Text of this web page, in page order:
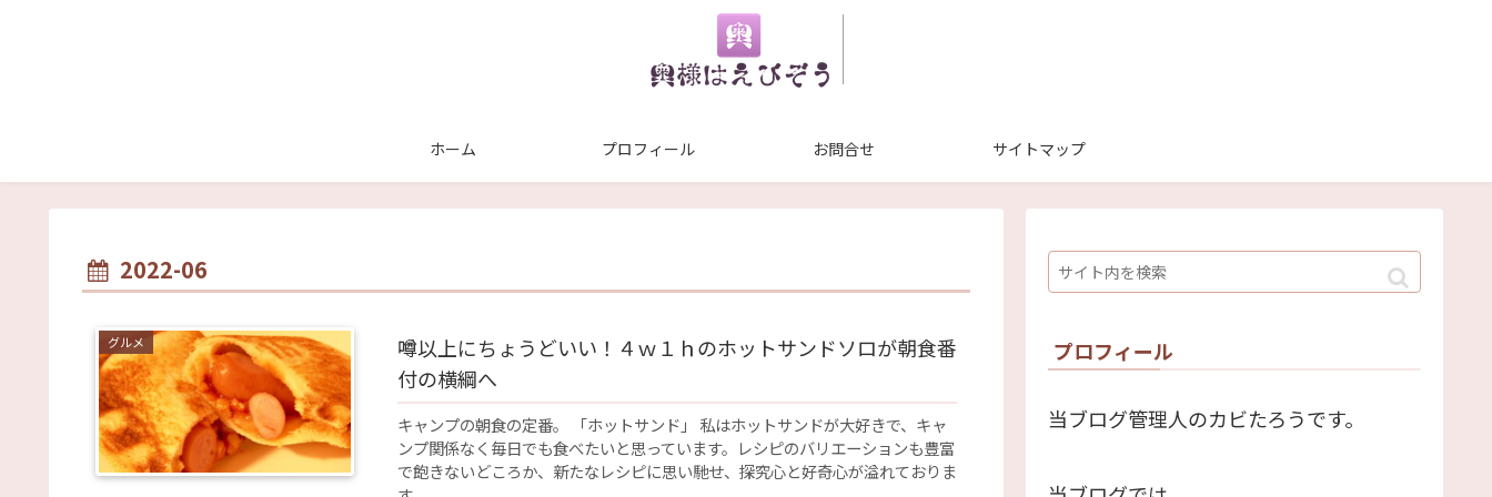
ホーム プロフィール お問合せ サイトマップ
2022-06
グルメ
噂以上にちょうどいい！４ｗ１ｈのホットサンドソロが朝食番
付の横綱へ
キャンプの朝食の定番。 「ホットサンド」 私はホットサンドが大好きで、キャ
ンプ関係なく毎日でも食べたいと思っています。レシピのバリエーションも豊富
で飽きないどころか、新たなレシピに思い馳せ、探究心と好奇心が溢れておりま
プロフィール
当ブログ管理人のカビたろうです。